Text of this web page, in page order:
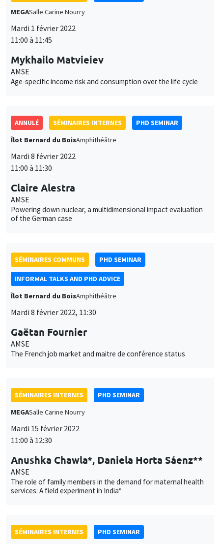
MEGASalle Carine Nourry
Mardi 1 février 2022
11:00 à 11:45
Mykhailo Matvieiev
AMSE
Age-specific income risk and consumption over the life cycle
ANNULÉ SÉMINAIRES INTERNES
PHD SEMINAR
Îlot Bernard du BoisAmphithéâtre
Mardi 8 février 2022
11:00 à 11:30
Claire Alestra
AMSE
Powering down nuclear, a multidimensional impact evaluation
of the German case
SÉMINAIRES COMMUNS PHD SEMINAR
INFORMAL TALKS AND PHD ADVICE
Îlot Bernard du BoisAmphithéâtre
Mardi 8 février 2022, 11:30
Gaëtan Fournier
AMSE
The French job market and maitre de conférence status
SÉMINAIRES INTERNES
PHD SEMINAR
MEGASalle Carine Nourry
Mardi 15 février 2022
11:00 à 12:30
Anushka Chawla*, Daniela Horta Sáenz**
AMSE
The role of family members in the demand for maternal health
services: A field experiment in India*
SÉMINAIRES INTERNES
PHD SEMINAR